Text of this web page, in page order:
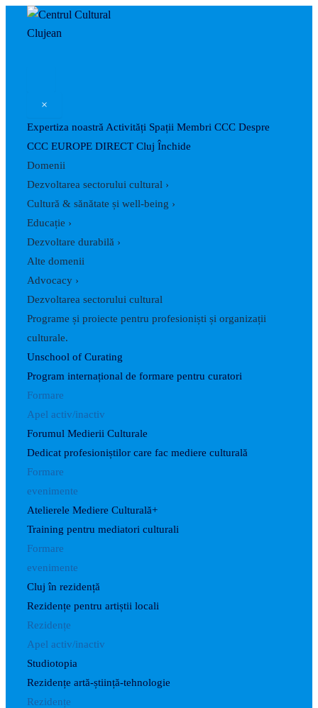
Skip
×
Expertiza noastră Activități Spații Membri CCC Despre
CCC EUROPE DIRECT Cluj Închide
Domenii
Dezvoltarea sectorului cultural ›
Cultură & sănătate și well-being ›
Educație ›
Dezvoltare durabilă ›
Alte domenii
Advocacy ›
Dezvoltarea sectorului cultural
Programe și proiecte pentru profesioniști și organizații
culturale.
Unschool of Curating
Program internațional de formare pentru curatori
Formare
Apel activ/inactiv
Forumul Medierii Culturale
Dedicat profesioniștilor care fac mediere culturală
Formare
evenimente
Atelierele Mediere Culturală+
Training pentru mediatori culturali
Formare
evenimente
Cluj în rezidență
Rezidențe pentru artiștii locali
Rezidențe
Apel activ/inactiv
Studiotopia
Rezidențe artă-știință-tehnologie
Rezidențe
Post
navigation
Caută